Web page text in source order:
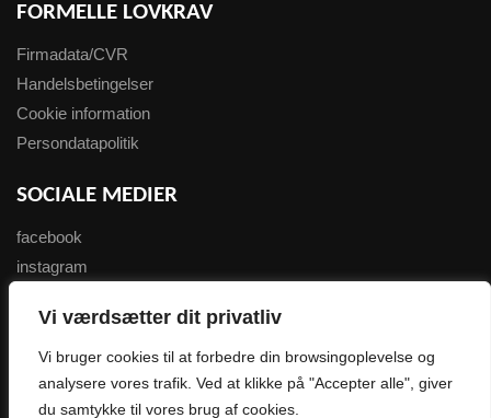
Vi værdsætter dit privatliv
Vi bruger cookies til at forbedre din browsingoplevelse og
analysere vores trafik. Ved at klikke på "Accepter alle", giver
du samtykke til vores brug af cookies.
FORMELLE LOVKRAV
Firmadata/CVR
Handelsbetingelser
Cookie information
Persondatapolitik
SOCIALE MEDIER
facebook
instagram
NYHEDSBREV